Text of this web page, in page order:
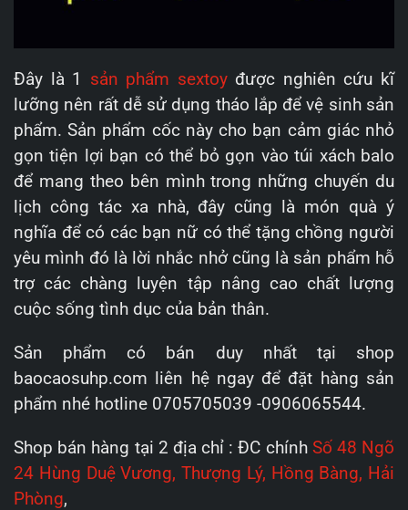
Đây là 1 sản phẩm sextoyđược nghiên cứu kĩ
lưỡng nên rất dễ sử dụng tháo lắp để vệ sinh sản
phẩm. Sản phẩm cốc này cho bạn cảm giác nhỏ
gọn tiện lợi bạn có thể bỏ gọn vào túi xách balo
để mang theo bên mình trong những chuyến du
lịch công tác xa nhà, đây cũng là món quà ý
nghĩa để có các bạn nữ có thể tặng chồng người
yêu mình đó là lời nhắc nhở cũng là sản phẩm hỗ
trợ các chàng luyện tập nâng cao chất lượng
cuộc sống tình dục của bản thân.
Sản phẩm có bán duy nhất tại shop
baocaosuhp.com liên hệ ngay để đặt hàng sản
phẩm nhé hotline 0705705039 -0906065544.
Shop bán hàng tại 2 địa chỉ : ĐC chính Số 48 Ngõ
24 Hùng Duệ Vương, Thượng Lý, Hồng Bàng, Hải
Phòng,